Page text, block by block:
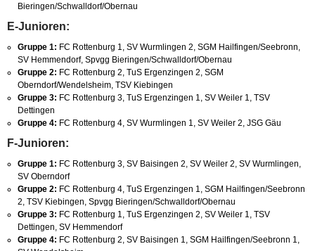
Bieringen/Schwalldorf/Obernau
E-Junioren:
Gruppe 1: FC Rottenburg 1, SV Wurmlingen 2, SGM Hailfingen/Seebronn,
SV Hemmendorf, Spvgg Bieringen/Schwalldorf/Obernau
Gruppe 2: FC Rottenburg 2, TuS Ergenzingen 2, SGM
Oberndorf/Wendelsheim, TSV Kiebingen
Gruppe 3: FC Rottenburg 3, TuS Ergenzingen 1, SV Weiler 1, TSV
Dettingen
Gruppe 4: FC Rottenburg 4, SV Wurmlingen 1, SV Weiler 2, JSG Gäu
F-Junioren:
Gruppe 1: FC Rottenburg 3, SV Baisingen 2, SV Weiler 2, SV Wurmlingen,
SV Oberndorf
Gruppe 2: FC Rottenburg 4, TuS Ergenzingen 1, SGM Hailfingen/Seebronn
2, TSV Kiebingen, Spvgg Bieringen/Schwalldorf/Obernau
Gruppe 3: FC Rottenburg 1, TuS Ergenzingen 2, SV Weiler 1, TSV
Dettingen, SV Hemmendorf
Gruppe 4: FC Rottenburg 2, SV Baisingen 1, SGM Hailfingen/Seebronn 1,